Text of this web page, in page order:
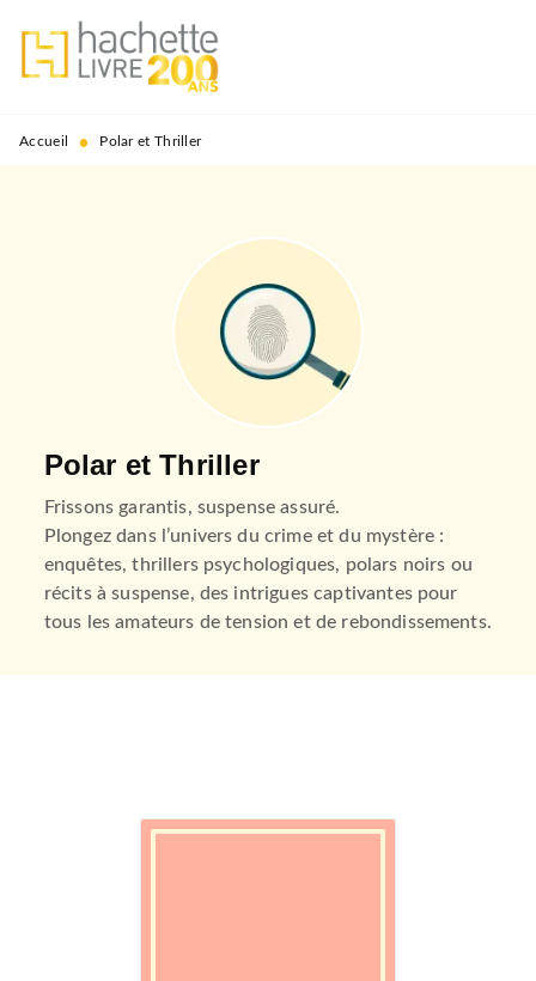
MENU RECHERCHE
PIED DE PAGE
Accueil • Polar et Thriller
Polar et Thriller
Frissons garantis, suspense assuré.
Plongez dans l’univers du crime et du mystère :
enquêtes, thrillers psychologiques, polars noirs ou
récits à suspense, des intrigues captivantes pour
tous les amateurs de tension et de rebondissements.